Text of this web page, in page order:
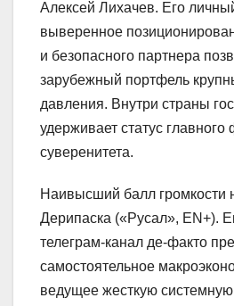
Алексей Лихачев. Его
выверенное
и безопасного партнера
зарубежный портфель
давления. Внутри страны
удерживает статус
суверенитета.
Наивысший балл громкости
Дерипаска («Русал», EN+).
телеграм-канал де-факто
самостоятельное
ведущее жесткую